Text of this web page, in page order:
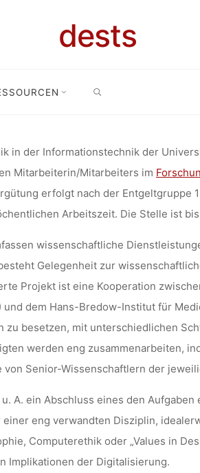
dests
ETHIK
für das Thema Ethik in der
(Universität Hamburg)
in der Informationstechnik der
Mitarbeiterin/Mitarbeiters im
erfolgt nach der Entgeltgruppe
Arbeitszeit. Die Stelle ist
wissenschaftliche
Gelegenheit zur
Projekt ist eine Kooperation
und dem Hans-Bredow-Institut für
zu besetzen, mit unterschiedlichen
werden eng zusammenarbeiten,
von Senior-Wissenschaftlern der
A. ein Abschluss eines den
eng verwandten Disziplin,
Computerethik oder „Values in
Implikationen der Digitalisierung.